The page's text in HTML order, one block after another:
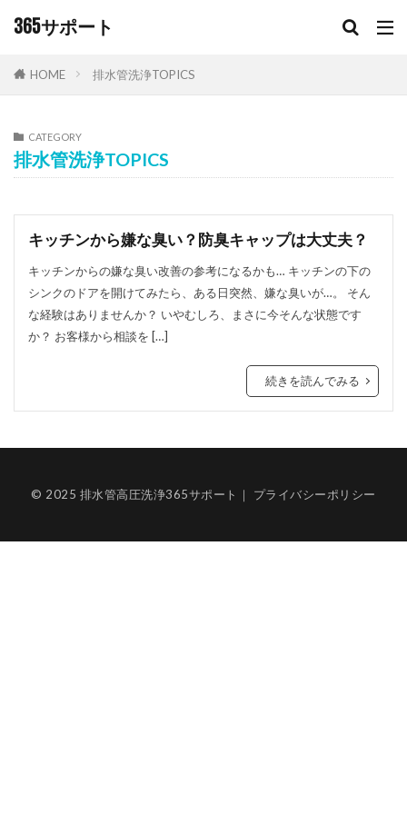
365サポート
HOME 排水管洗浄TOPICS
CATEGORY
排水管洗浄TOPICS
キッチンから嫌な臭い？防臭キャップは大丈夫？
キッチンからの嫌な臭い改善の参考になるかも… キッチンの下の
シンクのドアを開けてみたら、ある日突然、嫌な臭いが…。 そん
な経験はありませんか？ いやむしろ、まさに今そんな状態です
か？ お客様から相談を […]
続きを読んでみる
© 2025 排水管高圧洗浄365サポート｜ プライバシーポリシー
カテゴリー
タグ
キッチン排水管
シンクの臭い
チラシ
フリーダイヤル
ワントラップ
排水トラップ
排水管
排水管高圧洗浄 排水設備
洗面所
洗面所排水溝
洗面臭い
銅製ワントラップ